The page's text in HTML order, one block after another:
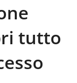
tutto